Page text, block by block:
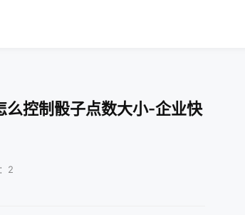
么控制骰子点数大小-企业快
2